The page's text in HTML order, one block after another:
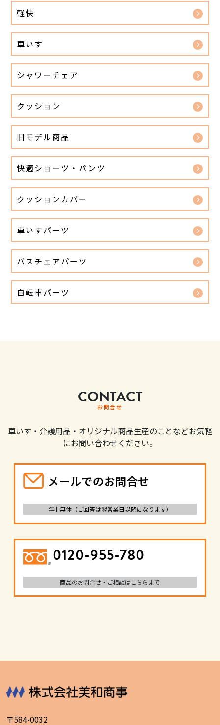
軽快
車いす
シャワーチェア
クッション
旧モデル商品
快適ショーツ・パンツ
クッションカバー
車いすパーツ
バスチェアパーツ
自転車パーツ
CONTACT
お問合せ
車いす・介護用品・オリジナル商品生産のことなどお気軽
にお問い合わせください。
メールでのお問合せ
年中無休（ご回答は翌営業日以降になります）
0120-955-780
商品のお問合せ・ご相談はこちらまで
〒584-0032